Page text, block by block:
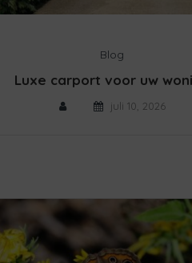
Blog
Luxe carport voor uw
juli 10, 2026